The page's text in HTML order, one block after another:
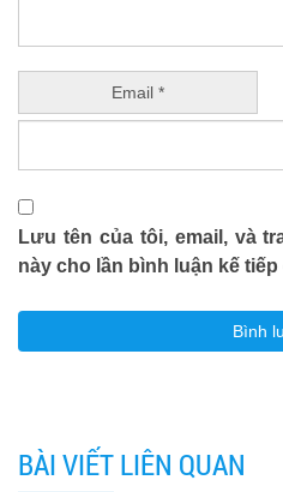
Email *
Lưu tên của tôi, email, và
này cho lần bình luận kế tiếp
BÀI VIẾT LIÊN QUAN